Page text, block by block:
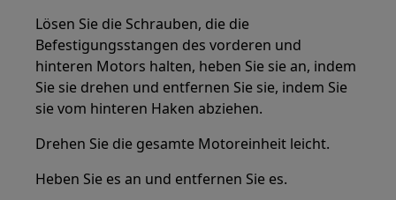
Lösen Sie die Schrauben, die die
Befestigungsstangen des vorderen und
hinteren Motors halten, heben Sie sie an, indem
Sie sie drehen und entfernen Sie sie, indem Sie
sie vom hinteren Haken abziehen.
Drehen Sie die gesamte Motoreinheit leicht.
Heben Sie es an und entfernen Sie es.